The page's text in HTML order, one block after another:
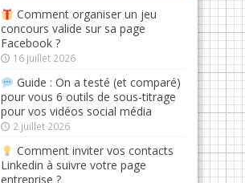
Comment organiser un jeu
concours valide sur sa page
Facebook ?
16 juillet 2026
Guide : On a testé (et comparé)
pour vous 6 outils de sous-titrage
pour vos vidéos social média
2 juillet 2026
Comment inviter vos contacts
Linkedin à suivre votre page
entreprise ?